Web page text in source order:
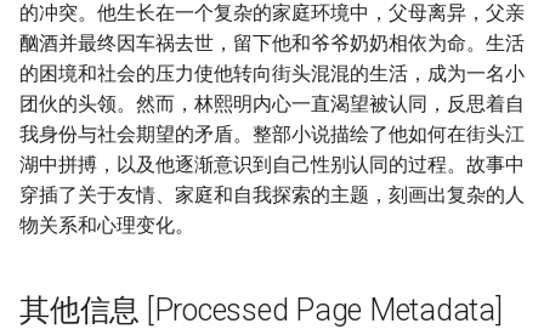
的冲突。他生长在一个复杂的家庭环境中，父母离异，父亲
酗酒并最终因车祸去世，留下他和爷爷奶奶相依为命。生活
的困境和社会的压力使他转向街头混混的生活，成为一名小
团伙的头领。然而，林熙明内心一直渴望被认同，反思着自
我身份与社会期望的矛盾。整部小说描绘了他如何在街头江
湖中拼搏，以及他逐渐意识到自己性别认同的过程。故事中
穿插了关于友情、家庭和自我探索的主题，刻画出复杂的人
物关系和心理变化。
其他信息 [Processed Page Metadata]